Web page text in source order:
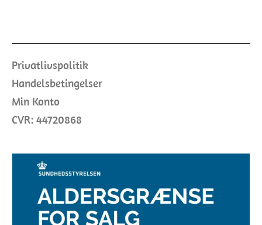
Privatlivspolitik
Handelsbetingelser
Min Konto
CVR: 44720868